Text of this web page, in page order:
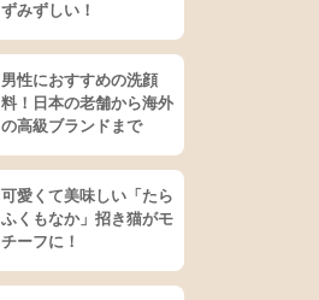
ずみずしい！
男性におすすめの洗顔
料！日本の老舗から海外
の高級ブランドまで
可愛くて美味しい「たら
ふくもなか」招き猫がモ
チーフに！